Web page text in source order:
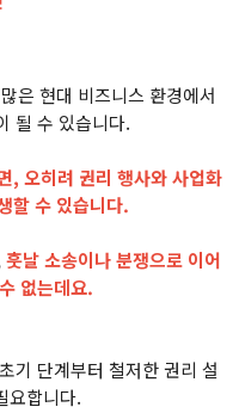
은 현대 비즈니스 환경에서
될 수 있습니다.
, 오히려 권리 행사와 사업화
할 수 있습니다.
훗날 소송이나 분쟁으로 이어
없는데요.
기 단계부터 철저한 권리 설
요합니다.